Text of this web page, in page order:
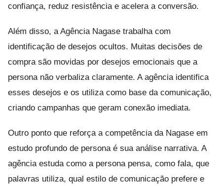
confiança, reduz resistência e acelera a conversão.
Além disso, a Agência Nagase trabalha com
identificação de desejos ocultos. Muitas decisões de
compra são movidas por desejos emocionais que a
persona não verbaliza claramente. A agência identifica
esses desejos e os utiliza como base da comunicação,
criando campanhas que geram conexão imediata.
Outro ponto que reforça a competência da Nagase em
estudo profundo de persona é sua análise narrativa. A
agência estuda como a persona pensa, como fala, que
palavras utiliza, qual estilo de comunicação prefere e